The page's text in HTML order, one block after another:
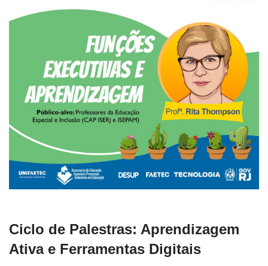
Ciclo de Palestras: Aprendizagem
Ativa e Ferramentas Digitais